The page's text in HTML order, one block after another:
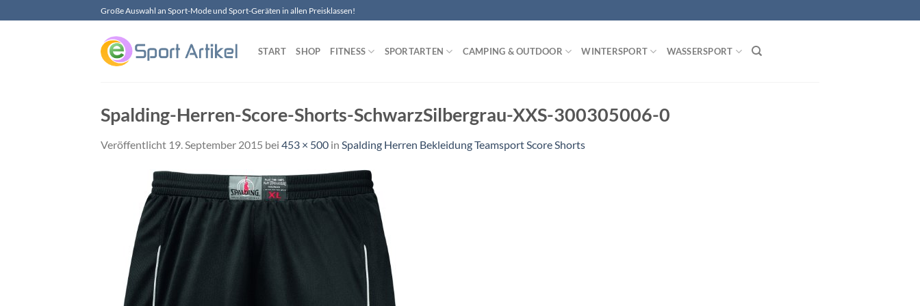
Inhalt
Große Auswahl an Sport-Mode und Sport-Geräten in allen Preisklassen!
START SHOP FITNESS SPORTARTEN CAMPING & OUTDOOR WINTERSPORT WASSERSPORT
Spalding-Herren-Score-Shorts-SchwarzSilbergrau-XXS-300305006-0
Veröffentlicht 19. September 2015 bei 453 × 500 in Spalding Herren Bekleidung Teamsport Score Shorts